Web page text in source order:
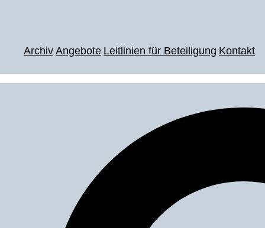
Archiv Angebote Leitlinien für Beteiligung Kontakt